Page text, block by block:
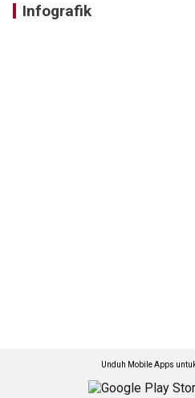
Infografik
Unduh Mobile Apps